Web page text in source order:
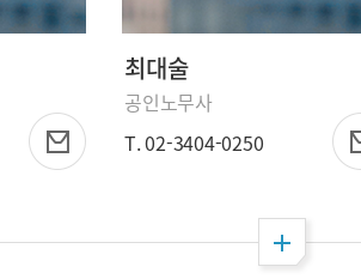
최대술
공인노무사
T. 02-3404-0250